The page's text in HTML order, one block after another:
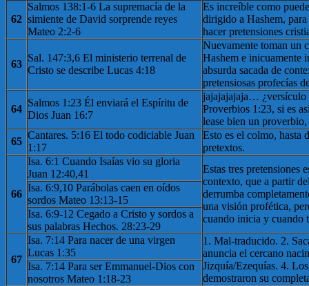
62
Salmos 138:1-6 La supremacía de la
simiente de David sorprende reyes
Mateo 2:2-6
Es increíble como
dirigido a Hashem,
hacer pretensiones
63
Sal. 147:3,6 El ministerio terrenal de
Cristo se describe Lucas 4:18
Nuevamente toman un
Hashem e inicuamente
absurda sacada de
pretensiosas profecías
64
Salmos 1:23 Él enviará el Espíritu de
Dios Juan 16:7
jajajajajaja… ¿versículo
Proverbios 1:23, si es
lease bien un
65
Cantares. 5:16 El todo codiciable Juan
1:17
Esto es el colmo, hasta
pretextos.
66
Isa. 6:1 Cuando Isaías vio su gloria
Juan 12:40,41
Estas tres pretensiones
contexto, que a partir
derrumba
una visión profética,
cuando inicia y cuando
Isa. 6:9,10 Parábolas caen en oídos
sordos Mateo 13:13-15
Isa. 6:9-12 Cegado a Cristo y sordos a
sus palabras Hechos. 28:23-29
67
Isa. 7:14 Para nacer de una virgen
Lucas 1:35
1. Mal-traducido. 2.
anuncia el cercano
Jizquía/Ezequías. 4.
demostraron su
Isa. 7:14 Para ser Emmanuel-Dios con
nosotros Mateo 1:18-23